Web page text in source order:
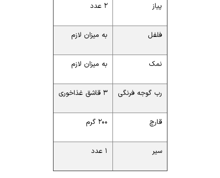
پیاز ۲ عدد
فلفل به میزان لازم
نمک به میزان لازم
رب گوجه فرنگی ۳ قاشق غذاخوری
قارچ ۲۰۰ گرم
سیر ۱ عدد